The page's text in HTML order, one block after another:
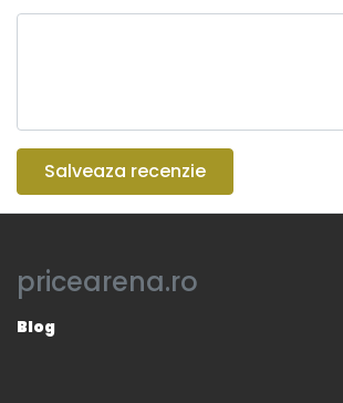
Salveaza recenzie
pricearena.ro
Blog